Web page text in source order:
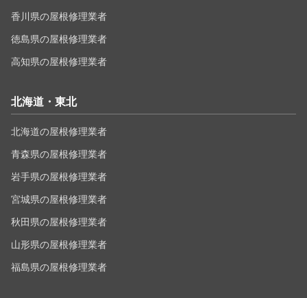
香川県の屋根修理業者
徳島県の屋根修理業者
高知県の屋根修理業者
北海道・東北
北海道の屋根修理業者
青森県の屋根修理業者
岩手県の屋根修理業者
宮城県の屋根修理業者
秋田県の屋根修理業者
山形県の屋根修理業者
福島県の屋根修理業者